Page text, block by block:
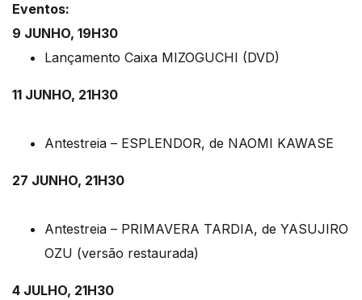
Eventos:
9 JUNHO, 19H30
Lançamento Caixa MIZOGUCHI (DVD)
11 JUNHO, 21H30
Antestreia – ESPLENDOR, de NAOMI KAWASE
27 JUNHO, 21H30
Antestreia – PRIMAVERA TARDIA, de YASUJIRO
OZU (versão restaurada)
4 JULHO, 21H30